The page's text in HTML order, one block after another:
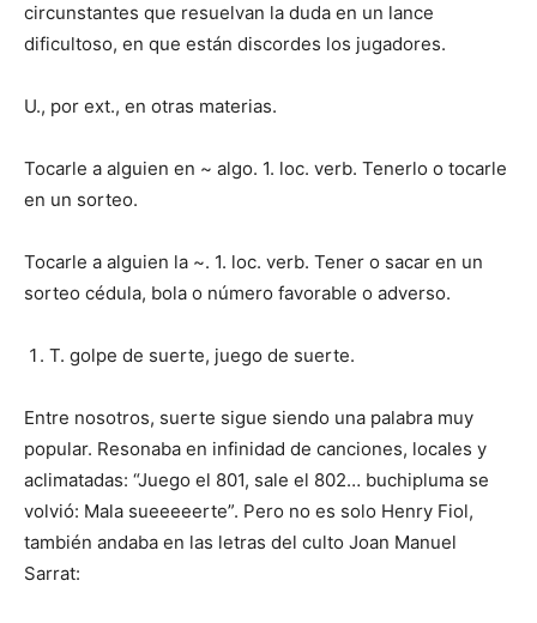
circunstantes que resuelvan la duda en un lance
dificultoso, en que están discordes los jugadores.
U., por ext., en otras materias.
Tocarle a alguien en ~ algo. 1. loc. verb. Tenerlo o tocarle
en un sorteo.
Tocarle a alguien la ~. 1. loc. verb. Tener o sacar en un
sorteo cédula, bola o número favorable o adverso.
T. golpe de suerte, juego de suerte.
Entre nosotros, suerte sigue siendo una palabra muy
popular. Re­sonaba en infinidad de canciones, locales y
aclimatadas: “Juego el 801, sale el 802… buchipluma se
volvió: Mala sueeeeerte”. Pero no es solo Henry Fiol,
también andaba en las letras del culto Joan Manuel
Sarrat: